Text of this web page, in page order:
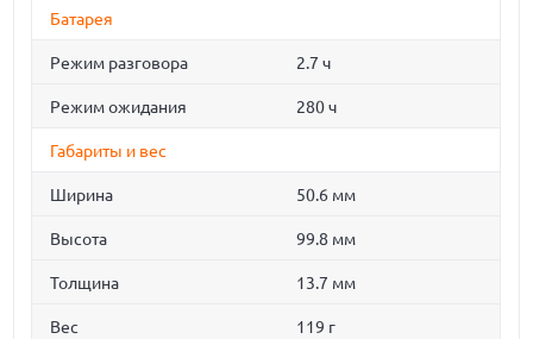
Батарея
Режим разговора 2.7 ч
Режим ожидания 280 ч
Габариты и вес
Ширина 50.6 мм
Высота 99.8 мм
Толщина 13.7 мм
Вес 119 г